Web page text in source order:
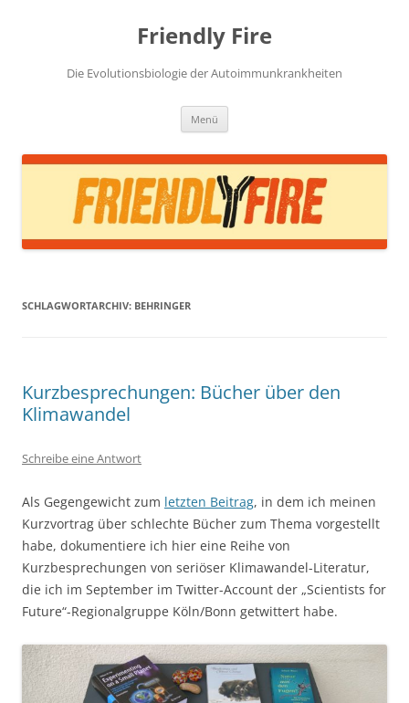
Friendly Fire
Die Evolutionsbiologie der Autoimmunkrankheiten
Menü
SCHLAGWORTARCHIV: BEHRINGER
Kurzbesprechungen: Bücher über den
Klimawandel
Schreibe eine Antwort
Als Gegengewicht zum letzten Beitrag, in dem ich meinen
Kurzvortrag über schlechte Bücher zum Thema vorgestellt
habe, dokumentiere ich hier eine Reihe von
Kurzbesprechungen von seriöser Klimawandel-Literatur,
die ich im September im Twitter-Account der „Scientists for
Future“-Regionalgruppe Köln/Bonn getwittert habe.